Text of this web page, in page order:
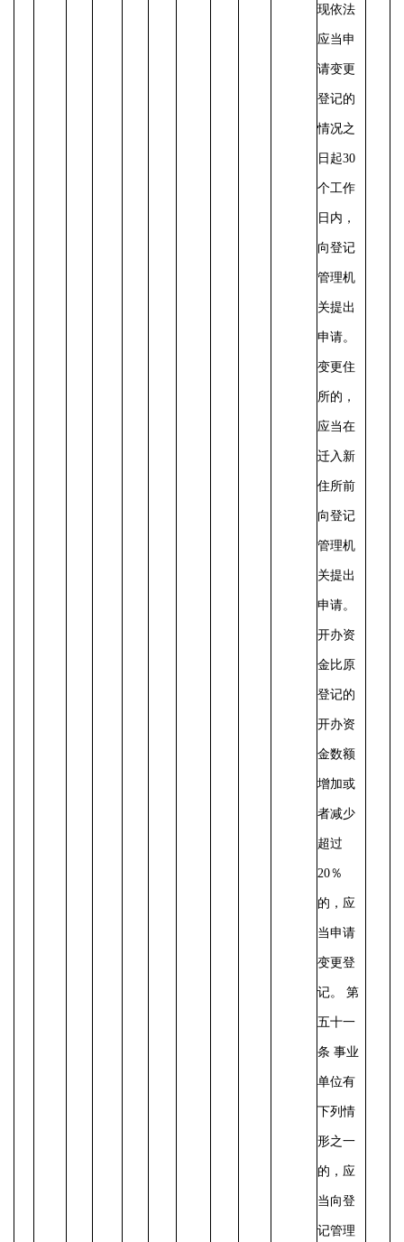
现依法
应当申
请变更
登记的
情况之
日起30
个工作
日内，
向登记
管理机
关提出
申请。
变更住
所的，
应当在
迁入新
住所前
向登记
管理机
关提出
申请。
开办资
金比原
登记的
开办资
金数额
增加或
者减少
超过
20％
的，应
当申请
变更登
记。 第
五十一
条 事业
单位有
下列情
形之一
的，应
当向登
记管理